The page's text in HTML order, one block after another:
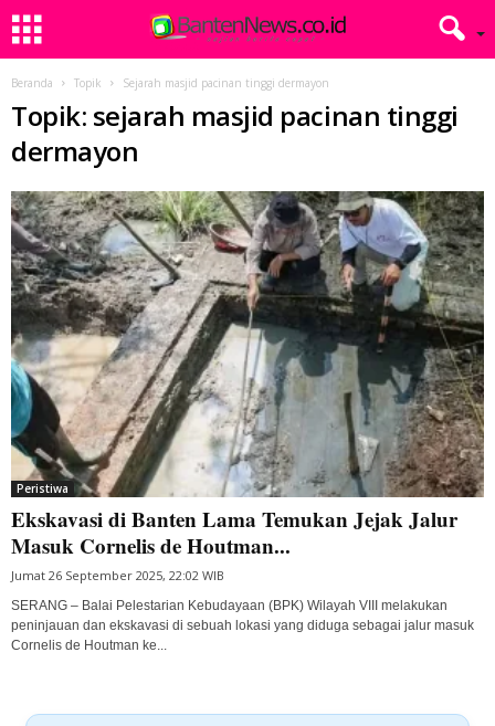
Beranda Topik Sejarah masjid pacinan tinggi dermayon
Topik: sejarah masjid pacinan tinggi
dermayon
Peristiwa
Ekskavasi di Banten Lama Temukan Jejak Jalur
Masuk Cornelis de Houtman...
Jumat 26 September 2025, 22:02 WIB
SERANG – Balai Pelestarian Kebudayaan (BPK) Wilayah VIII melakukan
peninjauan dan ekskavasi di sebuah lokasi yang diduga sebagai jalur masuk
Cornelis de Houtman ke...